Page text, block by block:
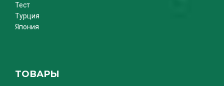
Тест
Турция
Япония
ТОВАРЫ